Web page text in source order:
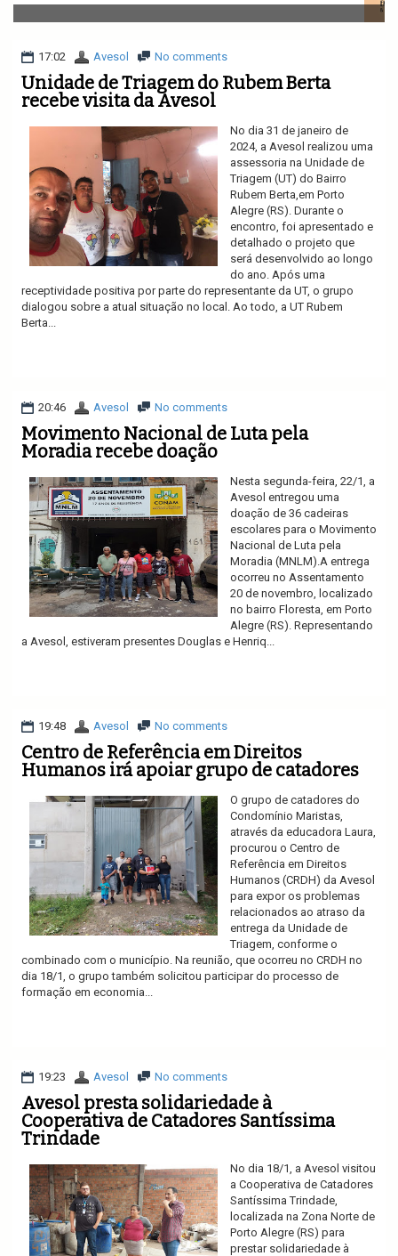
v
i
a
i
o
17:02 Avesol No comments
Unidade de Triagem do Rubem Berta
recebe visita da Avesol
No dia 31 de janeiro de
2024, a Avesol realizou uma
assessoria na Unidade de
Triagem (UT) do Bairro
Rubem Berta,em Porto
Alegre (RS). Durante o
encontro, foi apresentado e
detalhado o projeto que
será desenvolvido ao longo
do ano. Após uma
receptividade positiva por parte do representante da UT, o grupo
dialogou sobre a atual situação no local. Ao todo, a UT Rubem
Berta...
20:46 Avesol No comments
Movimento Nacional de Luta pela
Moradia recebe doação
Nesta segunda-feira, 22/1, a
Avesol entregou uma
doação de 36 cadeiras
escolares para o Movimento
Nacional de Luta pela
Moradia (MNLM).A entrega
ocorreu no Assentamento
20 de novembro, localizado
no bairro Floresta, em Porto
Alegre (RS). Representando
a Avesol, estiveram presentes Douglas e Henriq...
19:48 Avesol No comments
Centro de Referência em Direitos
Humanos irá apoiar grupo de catadores
O grupo de catadores do
Condomínio Maristas,
através da educadora Laura,
procurou o Centro de
Referência em Direitos
Humanos (CRDH) da Avesol
para expor os problemas
relacionados ao atraso da
entrega da Unidade de
Triagem, conforme o
combinado com o município. Na reunião, que ocorreu no CRDH no
dia 18/1, o grupo também solicitou participar do processo de
formação em economia...
19:23 Avesol No comments
Avesol presta solidariedade à
Cooperativa de Catadores Santíssima
Trindade
No dia 18/1, a Avesol visitou
a Cooperativa de Catadores
Santíssima Trindade,
localizada na Zona Norte de
Porto Alegre (RS) para
prestar solidariedade à